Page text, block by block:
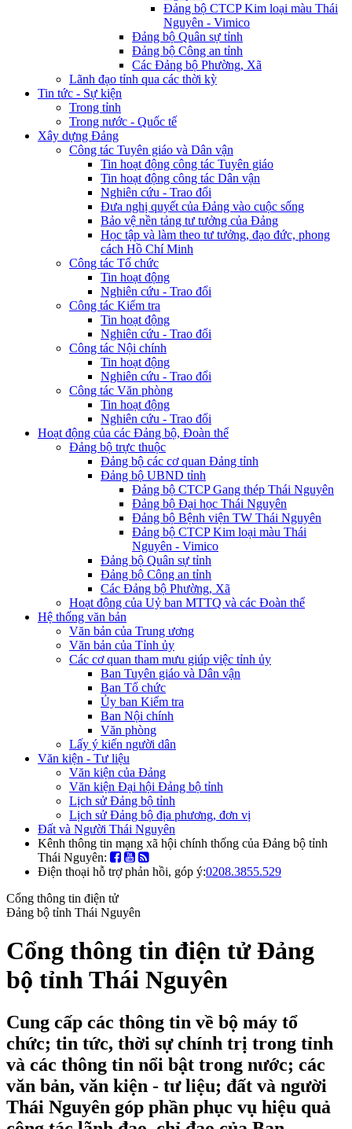
Đảng bộ CTCP Kim loại màu Thái
Nguyên - Vimico
Đảng bộ Quân sự tỉnh
Đảng bộ Công an tỉnh
Các Đảng bộ Phường, Xã
Lãnh đạo tỉnh qua các thời kỳ
Tin tức - Sự kiện
Trong tỉnh
Trong nước - Quốc tế
Xây dựng Đảng
Công tác Tuyên giáo và Dân vận
Tin hoạt động công tác Tuyên giáo
Tin hoạt động công tác Dân vận
Nghiên cứu - Trao đổi
Đưa nghị quyết của Đảng vào cuộc sống
Bảo vệ nền tảng tư tưởng của Đảng
Học tập và làm theo tư tưởng, đạo đức, phong
cách Hồ Chí Minh
Công tác Tổ chức
Tin hoạt động
Nghiên cứu - Trao đổi
Công tác Kiểm tra
Tin hoạt động
Nghiên cứu - Trao đổi
Công tác Nội chính
Tin hoạt động
Nghiên cứu - Trao đổi
Công tác Văn phòng
Tin hoạt động
Nghiên cứu - Trao đổi
Hoạt động của các Đảng bộ, Đoàn thể
Đảng bộ trực thuộc
Đảng bộ các cơ quan Đảng tỉnh
Đảng bộ UBND tỉnh
Đảng bộ CTCP Gang thép Thái Nguyên
Đảng bộ Đại học Thái Nguyên
Đảng bộ Bệnh viện TW Thái Nguyên
Đảng bộ CTCP Kim loại màu Thái
Nguyên - Vimico
Đảng bộ Quân sự tỉnh
Đảng bộ Công an tỉnh
Các Đảng bộ Phường, Xã
Hoạt động của Uỷ ban MTTQ và các Đoàn thể
Hệ thống văn bản
Văn bản của Trung ương
Văn bản của Tỉnh ủy
Các cơ quan tham mưu giúp việc tỉnh ủy
Ban Tuyên giáo và Dân vận
Ban Tổ chức
Ủy ban Kiểm tra
Ban Nội chính
Văn phòng
Lấy ý kiến người dân
Văn kiện - Tư liệu
Văn kiện của Đảng
Văn kiện Đại hội Đảng bộ tỉnh
Lịch sử Đảng bộ tỉnh
Lịch sử Đảng bộ địa phương, đơn vị
Đất và Người Thái Nguyên
Kênh thông tin mạng xã hội chính thống của Đảng bộ tỉnh
Thái Nguyên:
Điện thoại hỗ trợ phản hồi, góp ý:0208.3855.529
Cổng thông tin điện tử
Đảng bộ tỉnh Thái Nguyên
Cổng thông tin điện tử Đảng
bộ tỉnh Thái Nguyên
Cung cấp các thông tin về bộ máy tổ
chức; tin tức, thời sự chính trị trong tỉnh
và các thông tin nổi bật trong nước; các
văn bản, văn kiện - tư liệu; đất và người
Thái Nguyên góp phần phục vụ hiệu quả